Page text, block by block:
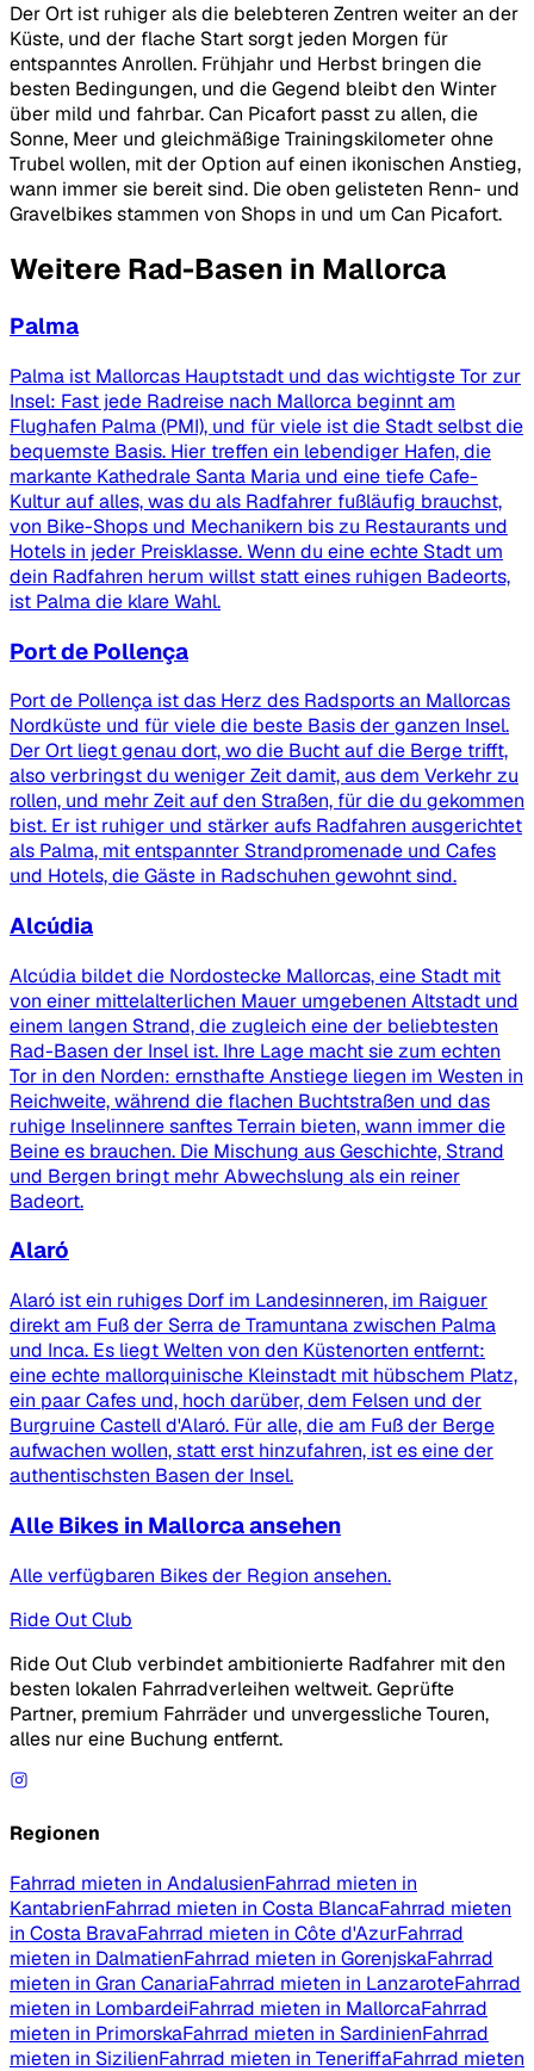
Der Ort ist ruhiger als die belebteren Zentren weiter an der
Küste, und der flache Start sorgt jeden Morgen für
entspanntes Anrollen. Frühjahr und Herbst bringen die
besten Bedingungen, und die Gegend bleibt den Winter
über mild und fahrbar. Can Picafort passt zu allen, die
Sonne, Meer und gleichmäßige Trainingskilometer ohne
Trubel wollen, mit der Option auf einen ikonischen Anstieg,
wann immer sie bereit sind. Die oben gelisteten Renn- und
Gravelbikes stammen von Shops in und um Can Picafort.
Weitere Rad-Basen in Mallorca
Palma
Palma ist Mallorcas Hauptstadt und das wichtigste Tor zur
Insel: Fast jede Radreise nach Mallorca beginnt am
Flughafen Palma (PMI), und für viele ist die Stadt selbst die
bequemste Basis. Hier treffen ein lebendiger Hafen, die
markante Kathedrale Santa Maria und eine tiefe Cafe-
Kultur auf alles, was du als Radfahrer fußläufig brauchst,
von Bike-Shops und Mechanikern bis zu Restaurants und
Hotels in jeder Preisklasse. Wenn du eine echte Stadt um
dein Radfahren herum willst statt eines ruhigen Badeorts,
ist Palma die klare Wahl.
Port de Pollença
Port de Pollença ist das Herz des Radsports an Mallorcas
Nordküste und für viele die beste Basis der ganzen Insel.
Der Ort liegt genau dort, wo die Bucht auf die Berge trifft,
also verbringst du weniger Zeit damit, aus dem Verkehr zu
rollen, und mehr Zeit auf den Straßen, für die du gekommen
bist. Er ist ruhiger und stärker aufs Radfahren ausgerichtet
als Palma, mit entspannter Strandpromenade und Cafes
und Hotels, die Gäste in Radschuhen gewohnt sind.
Alcúdia
Alcúdia bildet die Nordostecke Mallorcas, eine Stadt mit
von einer mittelalterlichen Mauer umgebenen Altstadt und
einem langen Strand, die zugleich eine der beliebtesten
Rad-Basen der Insel ist. Ihre Lage macht sie zum echten
Tor in den Norden: ernsthafte Anstiege liegen im Westen in
Reichweite, während die flachen Buchtstraßen und das
ruhige Inselinnere sanftes Terrain bieten, wann immer die
Beine es brauchen. Die Mischung aus Geschichte, Strand
und Bergen bringt mehr Abwechslung als ein reiner
Badeort.
Alaró
Alaró ist ein ruhiges Dorf im Landesinneren, im Raiguer
direkt am Fuß der Serra de Tramuntana zwischen Palma
und Inca. Es liegt Welten von den Küstenorten entfernt:
eine echte mallorquinische Kleinstadt mit hübschem Platz,
ein paar Cafes und, hoch darüber, dem Felsen und der
Burgruine Castell d'Alaró. Für alle, die am Fuß der Berge
aufwachen wollen, statt erst hinzufahren, ist es eine der
authentischsten Basen der Insel.
Alle Bikes in Mallorca ansehen
Alle verfügbaren Bikes der Region ansehen.
Ride Out Club
Ride Out Club verbindet ambitionierte Radfahrer mit den
besten lokalen Fahrradverleihen weltweit. Geprüfte
Partner, premium Fahrräder und unvergessliche Touren,
alles nur eine Buchung entfernt.
Regionen
Fahrrad mieten in AndalusienFahrrad mieten in
KantabrienFahrrad mieten in Costa BlancaFahrrad mieten
in Costa BravaFahrrad mieten in Côte d'AzurFahrrad
mieten in DalmatienFahrrad mieten in GorenjskaFahrrad
mieten in Gran CanariaFahrrad mieten in LanzaroteFahrrad
mieten in LombardeiFahrrad mieten in MallorcaFahrrad
mieten in PrimorskaFahrrad mieten in SardinienFahrrad
mieten in SizilienFahrrad mieten in TeneriffaFahrrad mieten